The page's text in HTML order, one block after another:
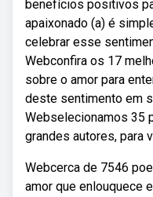
benefícios positivos
apaixonado (a) é
celebrar esse
Webconfira os 17
sobre o amor para
deste sentimento em
Webselecionamos 35
grandes autores, para
Webcerca de 7546
amor que enlouquece